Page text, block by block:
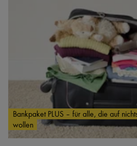
Bankpaket PLUS – für alle, die auf
wollen